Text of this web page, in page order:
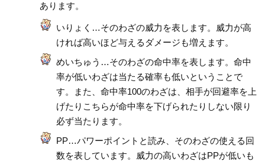
あります。
いりょく…そのわざの威力を表します。威力が高
ければ高いほど与えるダメージも増えます。
めいちゅう…そのわざの命中率を表します。命中
率が低いわざは当たる確率も低いということで
す。また、命中率100のわざは、相手が回避率を上
げたりこちらが命中率を下げられたりしない限り
必ず当たります。
PP…パワーポイントと読み、そのわざの使える回
数を表しています。威力の高いわざはPPが低いも